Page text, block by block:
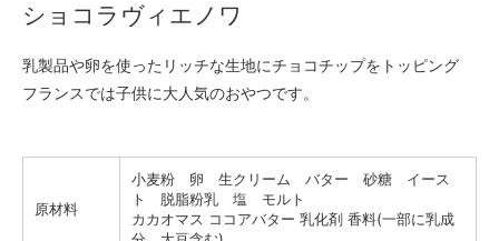
ショコラヴィエノワ
乳製品や卵を使ったリッチな生地にチョコチップをトッピング
フランスでは子供に大人気のおやつです。
原材料
小麦粉 卵 生クリーム バター 砂糖 イース
ト 脱脂粉乳 塩 モルト
カカオマス ココアバター 乳化剤 香料(一部に乳成